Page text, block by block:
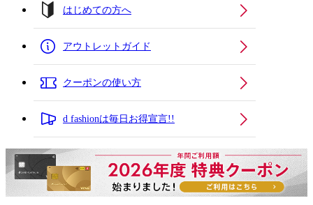
はじめての方へ
アウトレットガイド
クーポンの使い方
d fashionは毎日お得宣言!!